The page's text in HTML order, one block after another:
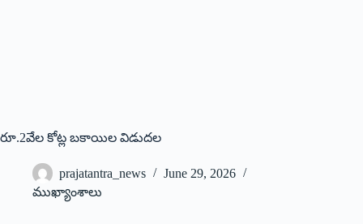
రూ.2వేల కోట్ల బ‌కాయిల విడుద‌ల‌
prajatantra_news
June 29, 2026
ముఖ్యాంశాలు